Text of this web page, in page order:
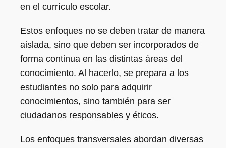
en el currículo escolar.
Estos enfoques no se deben tratar de manera
aislada, sino que deben ser incorporados de
forma continua en las distintas áreas del
conocimiento. Al hacerlo, se prepara a los
estudiantes no solo para adquirir
conocimientos, sino también para ser
ciudadanos responsables y éticos.
Los enfoques transversales abordan diversas